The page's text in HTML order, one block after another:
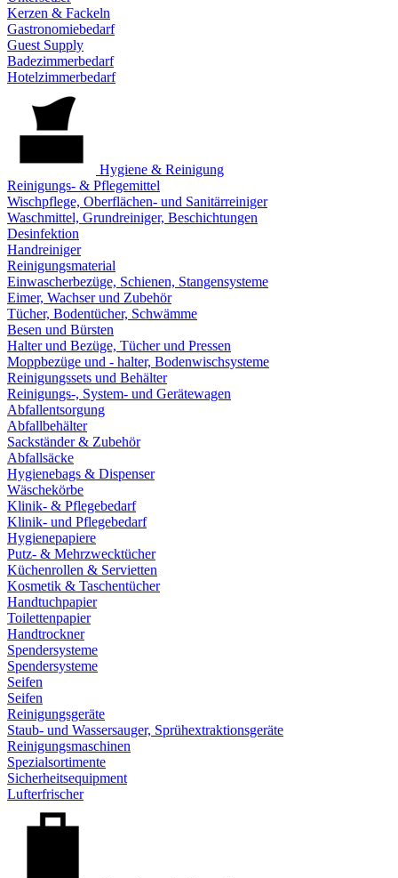
Kerzen & Fackeln
Gastronomiebedarf
Guest Supply
Badezimmerbedarf
Hotelzimmerbedarf
Hygiene & Reinigung
Reinigungs- & Pflegemittel
Wischpflege, Oberflächen- und Sanitärreiniger
Waschmittel, Grundreiniger, Beschichtungen
Desinfektion
Handreiniger
Reinigungsmaterial
Einwascherbezüge, Schienen, Stangensysteme
Eimer, Wachser und Zubehör
Tücher, Bodentücher, Schwämme
Besen und Bürsten
Halter und Bezüge, Tücher und Pressen
Moppbezüge und - halter, Bodenwischsysteme
Reinigungssets und Behälter
Reinigungs-, System- und Gerätewagen
Abfallentsorgung
Abfallbehälter
Sackständer & Zubehör
Abfallsäcke
Hygienebags & Dispenser
Wäschekörbe
Klinik- & Pflegebedarf
Klinik- und Pflegebedarf
Hygienepapiere
Putz- & Mehrzwecktücher
Küchenrollen & Servietten
Kosmetik & Taschentücher
Handtuchpapier
Toilettenpapier
Handtrockner
Spendersysteme
Spendersysteme
Seifen
Seifen
Reinigungsgeräte
Staub- und Wassersauger, Sprühextraktionsgeräte
Reinigungsmaschinen
Spezialsortimente
Sicherheitsequipment
Lufterfrischer